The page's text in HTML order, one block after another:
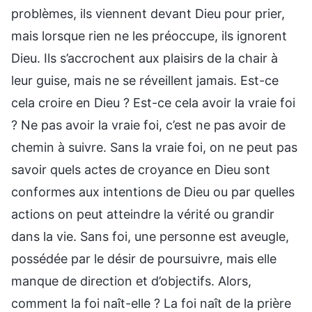
problèmes, ils viennent devant Dieu pour prier,
mais lorsque rien ne les préoccupe, ils ignorent
Dieu. Ils s’accrochent aux plaisirs de la chair à
leur guise, mais ne se réveillent jamais. Est-ce
cela croire en Dieu ? Est-ce cela avoir la vraie foi
? Ne pas avoir la vraie foi, c’est ne pas avoir de
chemin à suivre. Sans la vraie foi, on ne peut pas
savoir quels actes de croyance en Dieu sont
conformes aux intentions de Dieu ou par quelles
actions on peut atteindre la vérité ou grandir
dans la vie. Sans foi, une personne est aveugle,
possédée par le désir de poursuivre, mais elle
manque de direction et d’objectifs. Alors,
comment la foi naît-elle ? La foi naît de la prière